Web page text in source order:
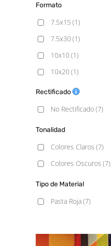
Formato
7.5x15 (1)
7.5x30 (1)
10x10 (1)
10x20 (1)
10x30 (1)
15x15
(1)
Rectificado
No Rectificado(7)
Tonalidad
Colores Claros (7)
Colores Oscuros (7)
Tipo de Material
Pasta Roja(7)